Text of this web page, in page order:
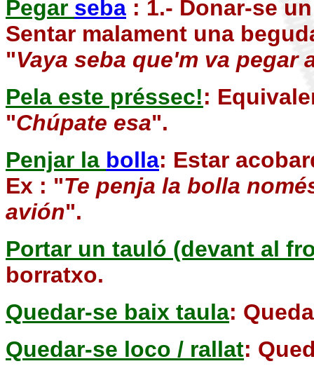
Pegar seba : 1.- Donar-se
Sentar malament una
"Vaya seba que'm va pegar
Pela este préssec!:
"Chúpate esa".
Penjar la bolla: Estar
Ex : "Te penja la bolla
avión".
Portar un tauló (devant al
borratxo.
Quedar-se baix taula:
Quedar-se loco / rallat: